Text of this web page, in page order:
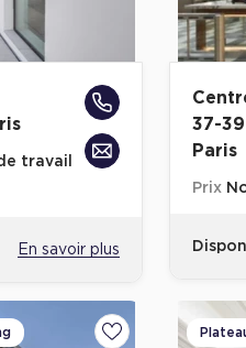
travail
En savoir plus
37-
Paris
Prix
Ajouter aux